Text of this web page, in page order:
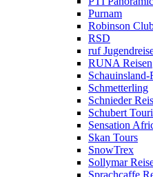
Purnam
Robinson
RSD
ruf
RUNA Reisen
Schauinsland-
Schmetterling
Schnieder
Schubert
Sensation
Skan Tours
SnowTrex
Sollymar
Sprachcaffe